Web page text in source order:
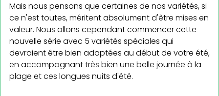
Mais nous pensons que certaines de nos variétés, si
ce n'est toutes, méritent absolument d'être mises en
valeur. Nous allons cependant commencer cette
nouvelle série avec 5 variétés spéciales qui
devraient être bien adaptées au début de votre été,
en accompagnant très bien une belle journée à la
plage et ces longues nuits d'été.